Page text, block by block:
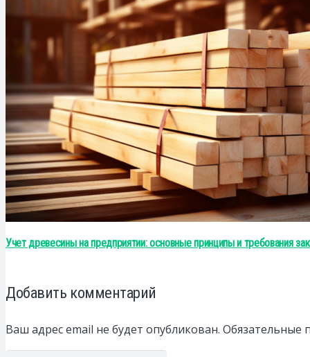
Учет древесины на предприятии: основные принципы и требования
Добавить комментарий
Ваш адрес email не будет опубликован. Обязательные